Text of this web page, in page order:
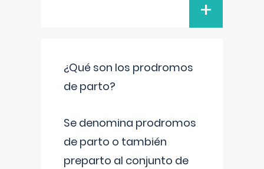
+
¿Qué son los prodromos
de parto?
Se denomina prodromos
de parto o también
preparto al conjunto de